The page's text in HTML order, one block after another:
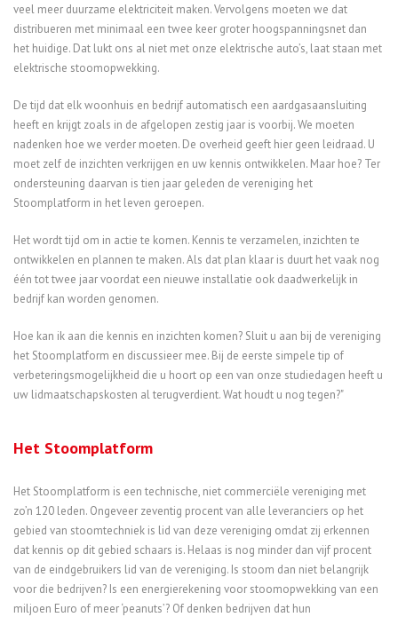
veel meer duurzame elektriciteit maken. Vervolgens moeten we dat
distribueren met minimaal een twee keer groter hoogspanningsnet dan
het huidige. Dat lukt ons al niet met onze elektrische auto’s, laat staan met
elektrische stoomopwekking.
De tijd dat elk woonhuis en bedrijf automatisch een aardgasaansluiting
heeft en krijgt zoals in de afgelopen zestig jaar is voorbij. We moeten
nadenken hoe we verder moeten. De overheid geeft hier geen leidraad. U
moet zelf de inzichten verkrijgen en uw kennis ontwikkelen. Maar hoe? Ter
ondersteuning daarvan is tien jaar geleden de vereniging het
Stoomplatform in het leven geroepen.
Het wordt tijd om in actie te komen. Kennis te verzamelen, inzichten te
ontwikkelen en plannen te maken. Als dat plan klaar is duurt het vaak nog
één tot twee jaar voordat een nieuwe installatie ook daadwerkelijk in
bedrijf kan worden genomen.
Hoe kan ik aan die kennis en inzichten komen? Sluit u aan bij de vereniging
het Stoomplatform en discussieer mee. Bij de eerste simpele tip of
verbeteringsmogelijkheid die u hoort op een van onze studiedagen heeft u
uw lidmaatschapskosten al terugverdient. Wat houdt u nog tegen?"
Het Stoomplatform
Het Stoomplatform is een technische, niet commerciële vereniging met
zo’n 120 leden. Ongeveer zeventig procent van alle leveranciers op het
gebied van stoomtechniek is lid van deze vereniging omdat zij erkennen
dat kennis op dit gebied schaars is. Helaas is nog minder dan vijf procent
van de eindgebruikers lid van de vereniging. Is stoom dan niet belangrijk
voor die bedrijven? Is een energierekening voor stoomopwekking van een
miljoen Euro of meer ‘peanuts’? Of denken bedrijven dat hun